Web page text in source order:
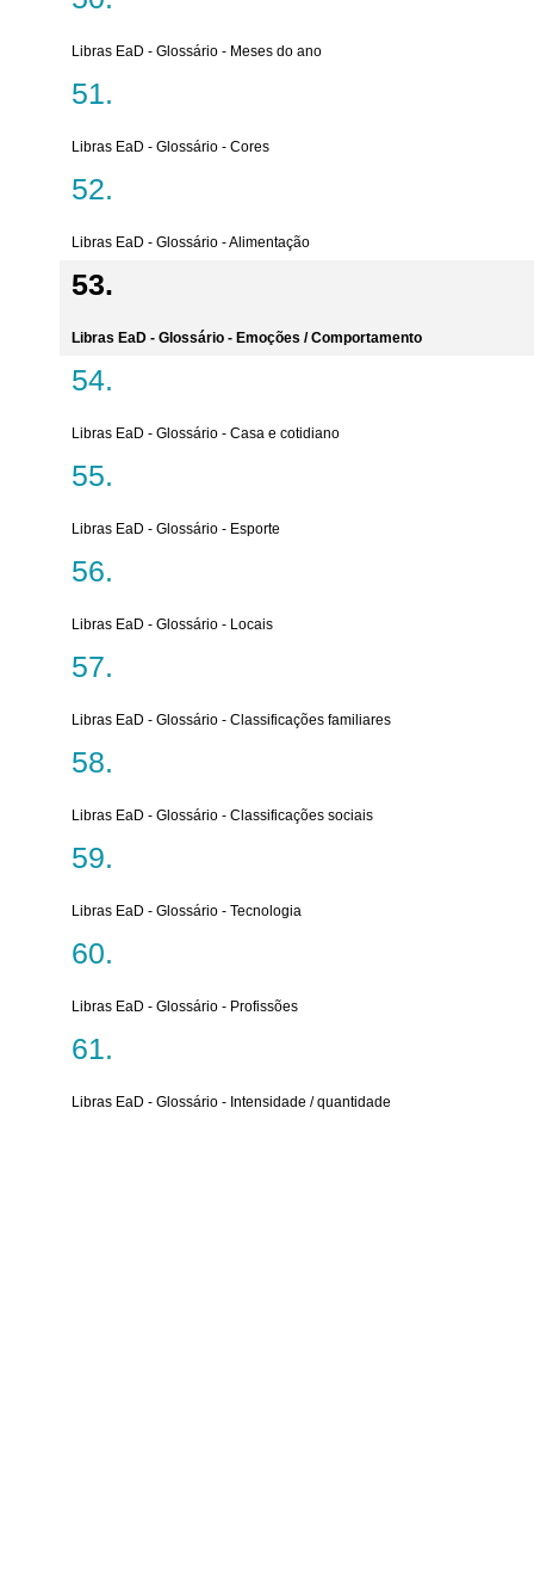
Libras EaD - Glossário - Meses do ano
Libras EaD - Glossário - Cores
Libras EaD - Glossário - Alimentação
Libras EaD - Glossário - Emoções / Comportamento
Libras EaD - Glossário - Casa e cotidiano
Libras EaD - Glossário - Esporte
Libras EaD - Glossário - Locais
Libras EaD - Glossário - Classificações familiares
Libras EaD - Glossário - Classificações sociais
Libras EaD - Glossário - Tecnologia
Libras EaD - Glossário - Profissões
Libras EaD - Glossário - Intensidade / quantidade